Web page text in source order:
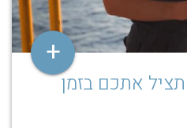
+
אתכם בזמן